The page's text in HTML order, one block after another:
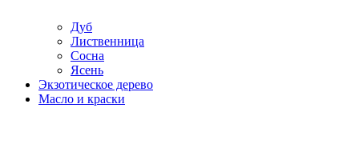
Дуб
Лиственница
Сосна
Ясень
Экзотическое дерево
Масло и краски